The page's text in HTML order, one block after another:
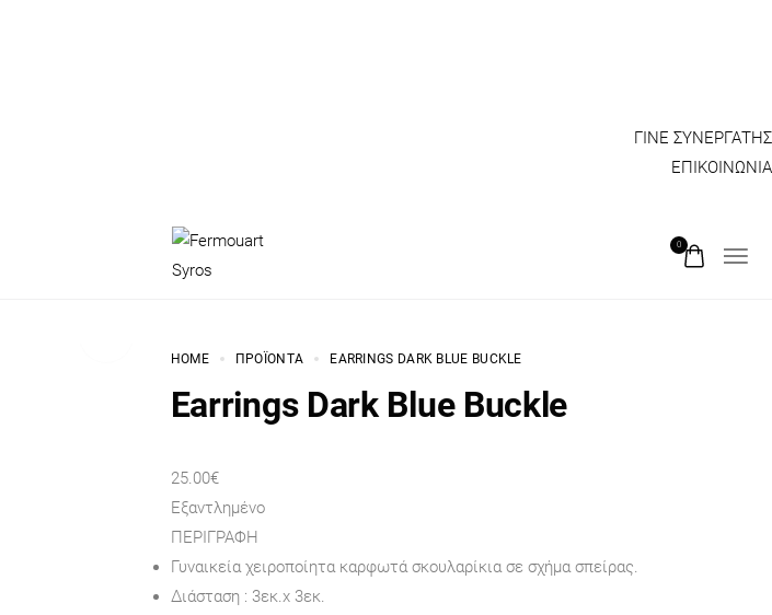
ΓΙΝΕ ΣΥΝΕΡΓΑΤΗΣ
ΕΠΙΚΟΙΝΩΝΙΑ
0
HOME ΠΡΟΪΌΝΤΑ EARRINGS DARK BLUE BUCKLE
Earrings Dark Blue Buckle
25.00€
Εξαντλημένο
ΠΕΡΙΓΡΑΦΉ
Γυναικεία χειροποίητα καρφωτά σκουλαρίκια σε σχήμα σπείρας.
Διάσταση : 3εκ.x 3εκ.